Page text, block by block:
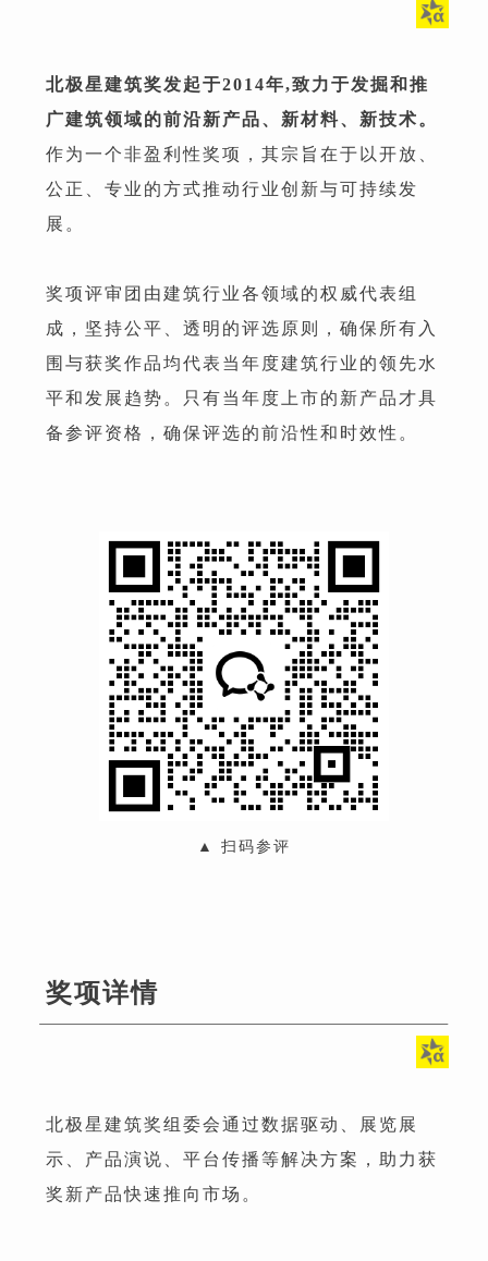
北极星建筑奖发起于2014年,致力于发掘和推
广建筑领域的前沿新产品、新材料、新技术。
作为一个非盈利性奖项，其宗旨在于以开放、
公正、专业的方式推动行业创新与可持续发
展。
奖项评审团由建筑行业各领域的权威代表组
成，坚持公平、透明的评选原则，确保所有入
围与获奖作品均代表当年度建筑行业的领先水
平和发展趋势。只有当年度上市的新产品才具
备参评资格，确保评选的前沿性和时效性。
▲ 扫码参评
奖项详情
北极星建筑奖组委会通过数据驱动、展览展
示、产品演说、平台传播等解决方案，助力获
奖新产品快速推向市场。